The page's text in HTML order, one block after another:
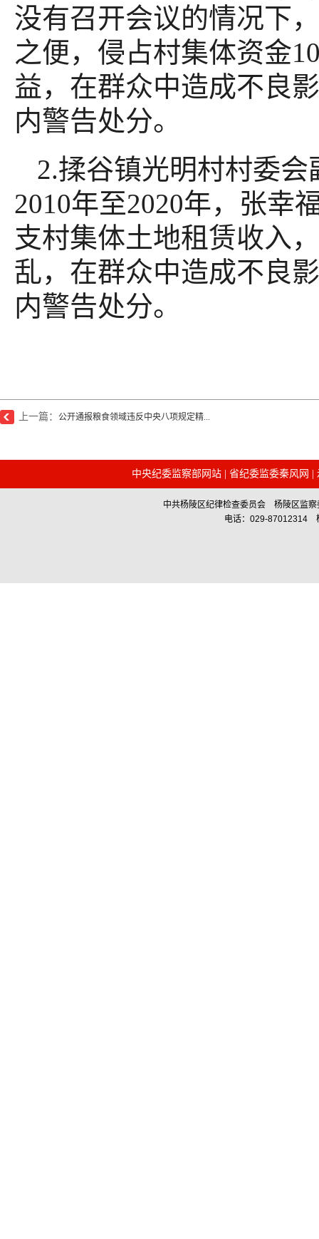
没有召开会议的情况下
之便，侵占村集体资金
益，在群众中造成不良
内警告处分。
2.揉谷镇光明村村委
2010年至2020年，张幸
支村集体土地租赁收入
乱，在群众中造成不良
内警告处分。
上一篇： 公开通报粮食领域违反中央八项规定精...
中央纪委监察部网站| 省纪委监委秦风网
中共杨陵区纪律检查委员会 杨陵区监
电话：029-87012314